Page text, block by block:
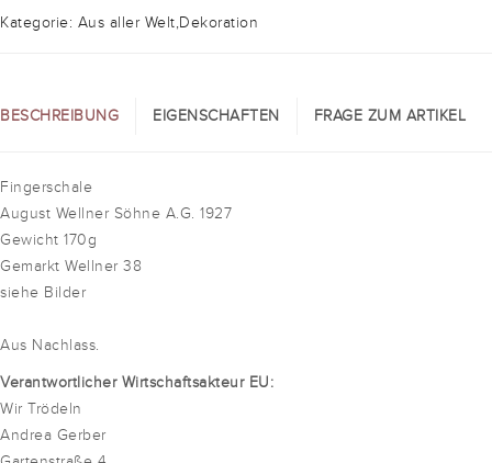
Kategorie: Aus aller Welt,Dekoration
BESCHREIBUNG EIGENSCHAFTEN FRAGE ZUM ARTIKEL
Fingerschale
August Wellner Söhne A.G. 1927
Gewicht 170g
Gemarkt Wellner 38
siehe Bilder
Aus Nachlass.
Verantwortlicher Wirtschaftsakteur EU:
Wir Trödeln
Andrea Gerber